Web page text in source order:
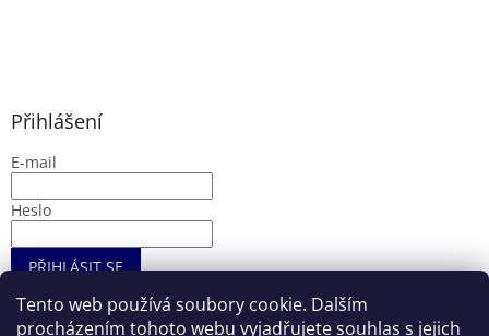
Tento web používá soubory cookie. Dalším
procházením tohoto webu vyjadřujete souhlas s jejich
Přihlášení
E-mail
Heslo
PŘIHLÁSIT SE
Nová registraceZapomenuté heslo